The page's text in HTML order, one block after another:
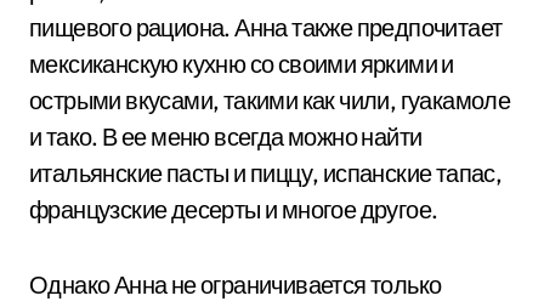
пищевого рациона. Анна также предпочитает
мексиканскую кухню со своими яркими и
острыми вкусами, такими как чили, гуакамоле
и тако. В ее меню всегда можно найти
итальянские пасты и пиццу, испанские тапас,
французские десерты и многое другое.
Однако Анна не ограничивается только